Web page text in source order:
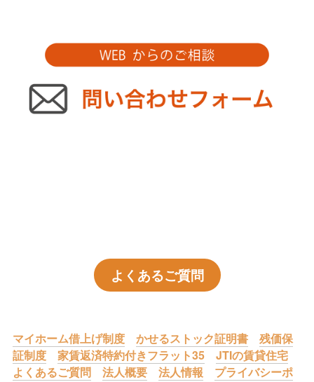
よくあるご質問
マイホーム借上げ制度 かせるストック証明書
残価保
証制度
家賃返済特約付きフラット35
JTIの賃貸住宅
よくあるご質問
法人概要 法人情報
プライバシーポ